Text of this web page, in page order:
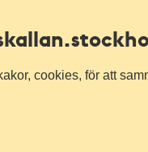
cookies, för att